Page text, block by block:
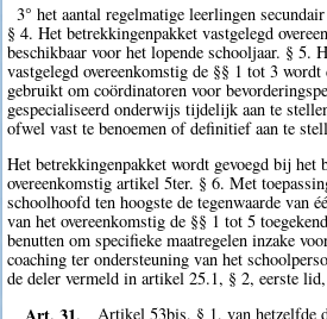
3° het aantal regelmatige leerlingen
§ 4. Het betrekkingenpakket vastgelegd
beschikbaar voor het lopende schooljaar. § 5.
vastgelegd overeenkomstig de §§ 1 tot 3
gebruikt om coördinatoren voor
gespecialiseerd onderwijs tijdelijk aan te
ofwel vast te benoemen of definitief aan te
Het betrekkingenpakket wordt gevoegd bij het
overeenkomstig artikel 5ter. § 6. Met
schoolhoofd ten hoogste de tegenwaarde van
van het overeenkomstig de §§ 1 tot 5
benutten om specifieke maatregelen inzake
coaching ter ondersteuning van het
de deler vermeld in artikel 25.1, § 2, eerste
Artikel 53bis, § 1, van hetzelfde